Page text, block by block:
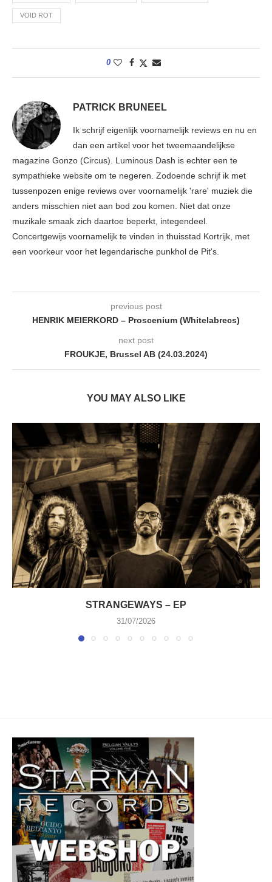
VOID ROT
0
PATRICK BRUNEEL
Ik schrijf eigenlijk voornamelijk reviews en nu en
dan een artikel voor het tweemaandelijkse
magazine Gonzo (Circus). Luminous Dash is echter een te
sympathieke website om te negeren. Zodoende schrijf ik met
tussenpozen enige reviews over voornamelijk 'rare' muziek die
anders misschien niet aan bod zou komen. Niet dat onze
muzikale smaak zich daartoe beperkt, integendeel.
Concertgewijs voornamelijk te vinden in thuisstad Kortrijk, met
een voorkeur voor het legendarische punkhol de Pit's.
previous post
HENRIK MEIERKORD – Proscenium (Whitelabrecs)
next post
FROUKJE, Brussel AB (24.03.2024)
YOU MAY ALSO LIKE
STRANGEWAYS – EP
31/07/2026